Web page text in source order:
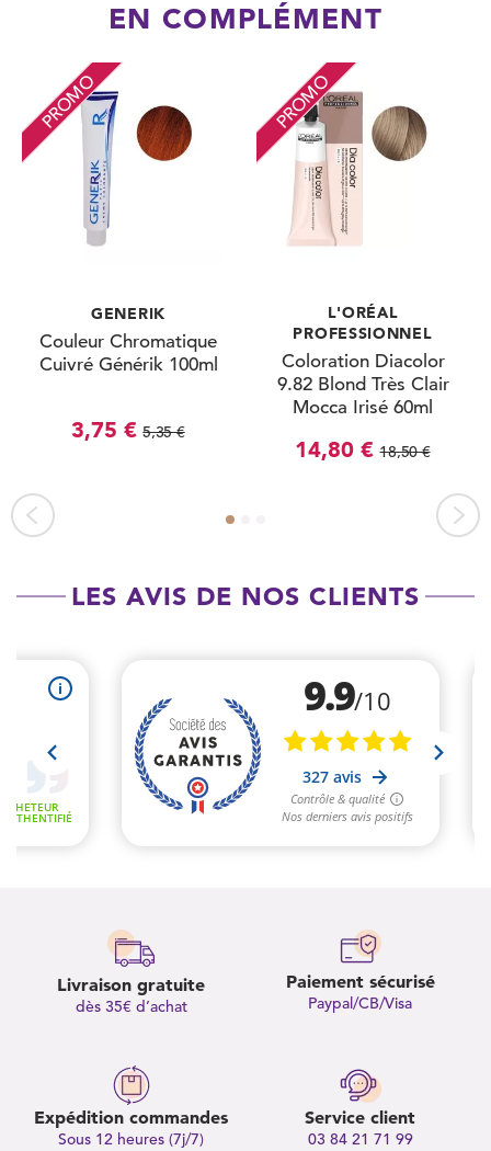
EN COMPLÉMENT
PROMO
GENERIK
Couleur Chromatique
Cuivré Générik 100ml
3,75 € 5,35 €
PROMO
L'ORÉAL
PROFESSIONNEL
Coloration Diacolor
9.82 Blond Très Clair
Mocca Irisé 60ml
14,80 € 18,50 €
LES AVIS DE NOS CLIENTS
Livraison gratuite
dès 35€ d’achat
Paiement sécurisé
Paypal/CB/Visa
Expédition commandes
Sous 12 heures (7j/7)
Service client
03 84 21 71 99